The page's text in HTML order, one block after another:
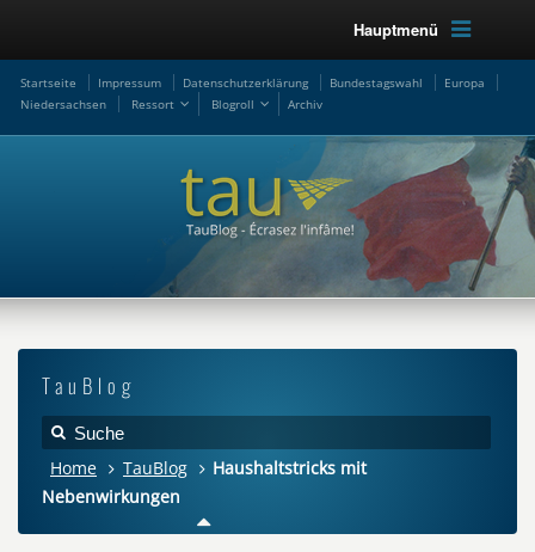
Hauptmenü
Startseite Impressum Datenschutzerklärung Bundestagswahl
Europa
Niedersachsen
Ressort Blogroll Archiv
TauBlog
Home TauBlog
Haushaltstricks mit
Nebenwirkungen